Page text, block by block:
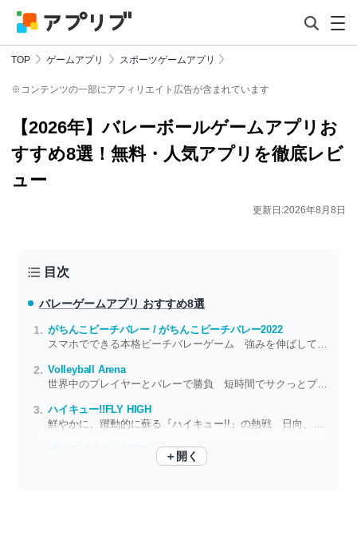
TOP ゲームアプリ スポーツゲームアプリ
※コンテンツの一部にアフィリエイト広告が含まれています
【2026年】バレーボールゲームアプリお
すすめ8選！無料・人気アプリを徹底レビ
ュー
更新日:2026年8月8日
目次
バレーゲームアプリ おすすめ8選
がちんこビーチバレー / がちんこビーチバレー2022
スマホでできる本格ビーチバレーゲーム 強みを伸ばして爽快スマッシュ
Volleyball Arena
世界中のプレイヤーとバレーで勝負 短時間でサクっとプレイ可能
ハイキュー!!FLY HIGH
鮮やかに、躍動的に蘇る『ハイキュー!!』の熱戦 日向、影山たちと新しい頂へ
＋開く